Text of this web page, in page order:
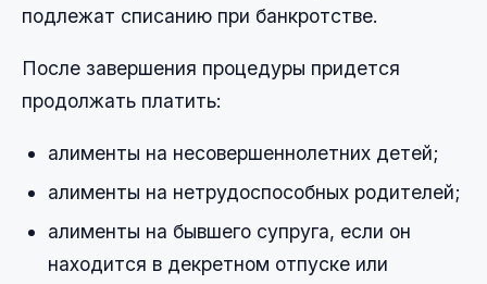
подлежат списанию при банкротстве.
После завершения процедуры придется
продолжать платить:
алименты на несовершеннолетних детей;
алименты на нетрудоспособных родителей;
алименты на бывшего супруга, если он
находится в декретном отпуске или